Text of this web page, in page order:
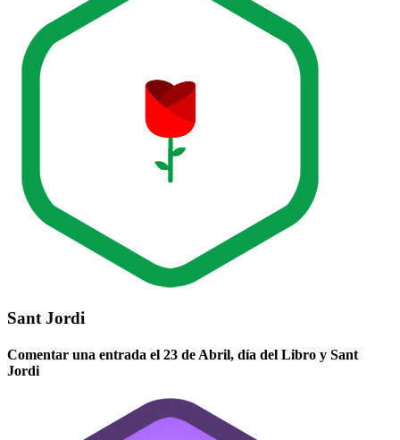
Sant Jordi
Comentar una entrada el 23 de Abril, día del Libro y Sant
Jordi